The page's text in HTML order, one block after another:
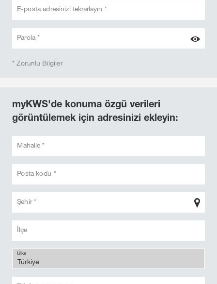
E-posta adresinizi tekrarlayın *
Parola *
* Zorunlu Bilgiler
myKWS'de konuma özgü verileri
görüntülemek için adresinizi ekleyin:
Mahalle *
Posta kodu *
Şehir *
İlçe
Ülke